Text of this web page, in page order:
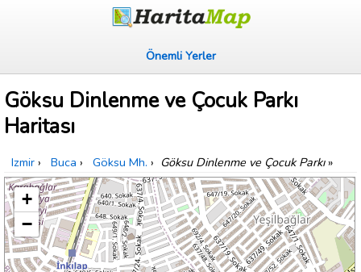
Önemli Yerler
Göksu Dinlenme ve Çocuk Parkı
Haritası
Izmir › Buca › Göksu Mh. › Göksu Dinlenme ve Çocuk Parkı»
+
−